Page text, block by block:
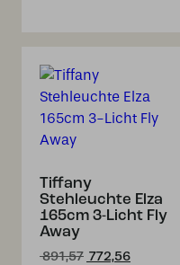
Tiffany
Stehleuchte Elza
165cm 3-Licht Fly
Away
891,57 Ursprünglicher
772,56Aktueller